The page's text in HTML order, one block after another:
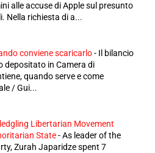
alle accuse di Apple sul presunto
Nella richiesta di a...
conviene scaricarlo- Il bilancio
depositato in Camera di
quando serve e come
/ Gui...
Libertarian Movement
State-As leader of the
Zurah Japaridze spent 7